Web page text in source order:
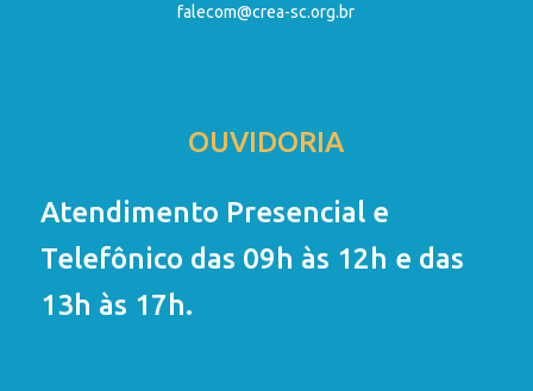
falecom@crea-sc.org.br
OUVIDORIA
Atendimento Presencial e
Telefônico das 09h às 12h e das
13h às 17h.